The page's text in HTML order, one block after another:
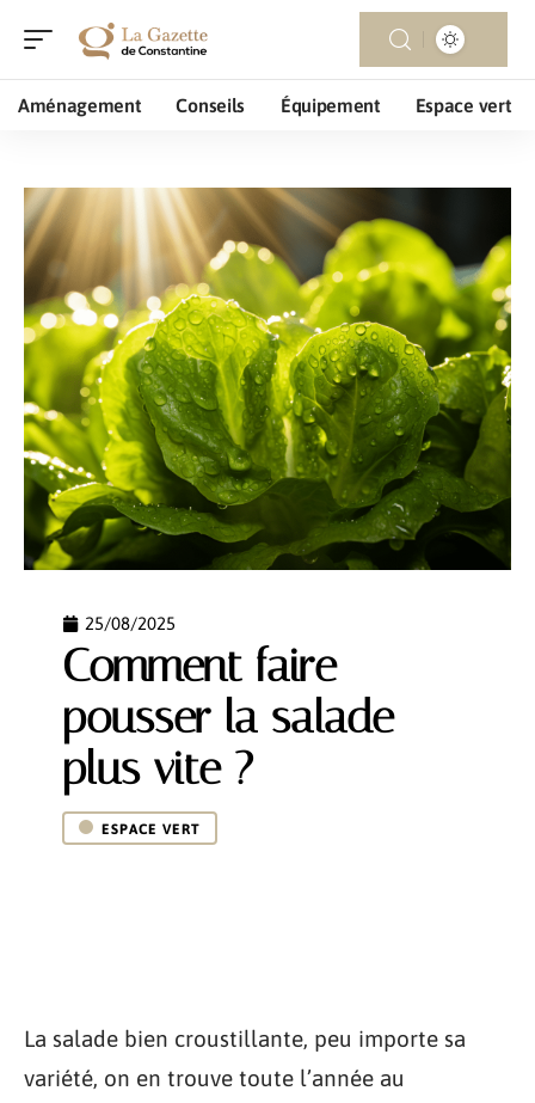
Aménagement Conseils Équipement Espace vert
25/08/2025
Comment faire
pousser la salade
plus vite ?
ESPACE VERT
La salade bien croustillante, peu importe sa
variété, on en trouve toute l’année au